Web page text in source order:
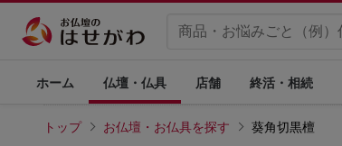
ホーム 仏壇・仏具 店舗 終活・相続
トップ お仏壇・お仏具を探す 葵角切黒檀